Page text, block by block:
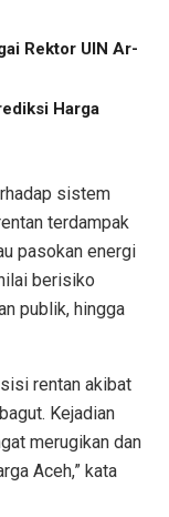
Rektor UIN Ar-
Harga
sistem
terdampak
pasokan energi
berisiko
publik, hingga
rentan akibat
Kejadian
merugikan dan
Aceh,” kata